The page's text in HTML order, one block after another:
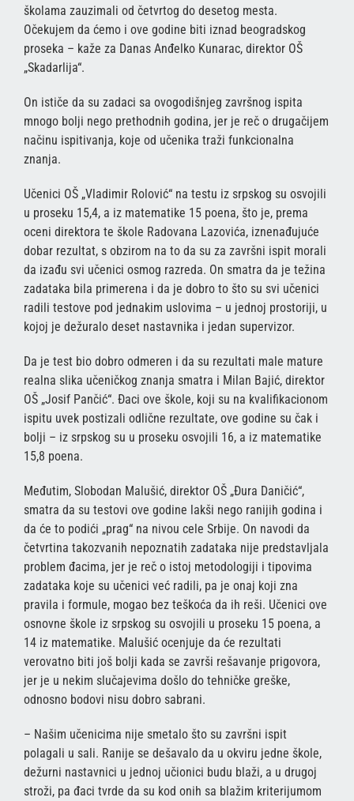
školama zauzimali od četvrtog do desetog mesta.
Očekujem da ćemo i ove godine biti iznad beogradskog
proseka – kaže za Danas Anđelko Kunarac, direktor OŠ
„Skadarlija“.
On ističe da su zadaci sa ovogodišnjeg završnog ispita
mnogo bolji nego prethodnih godina, jer je reč o drugačijem
načinu ispitivanja, koje od učenika traži funkcionalna
znanja.
Učenici OŠ „Vladimir Rolović“ na testu iz srpskog su osvojili
u proseku 15,4, a iz matematike 15 poena, što je, prema
oceni direktora te škole Radovana Lazovića, iznenađujuće
dobar rezultat, s obzirom na to da su za završni ispit morali
da izađu svi učenici osmog razreda. On smatra da je težina
zadataka bila primerena i da je dobro to što su svi učenici
radili testove pod jednakim uslovima – u jednoj prostoriji, u
kojoj je dežuralo deset nastavnika i jedan supervizor.
Da je test bio dobro odmeren i da su rezultati male mature
realna slika učeničkog znanja smatra i Milan Bajić, direktor
OŠ „Josif Pančić“. Đaci ove škole, koji su na kvalifikacionom
ispitu uvek postizali odlične rezultate, ove godine su čak i
bolji – iz srpskog su u proseku osvojili 16, a iz matematike
15,8 poena.
Međutim, Slobodan Malušić, direktor OŠ „Đura Daničić“,
smatra da su testovi ove godine lakši nego ranijih godina i
da će to podići „prag“ na nivou cele Srbije. On navodi da
četvrtina takozvanih nepoznatih zadataka nije predstavljala
problem đacima, jer je reč o istoj metodologiji i tipovima
zadataka koje su učenici već radili, pa je onaj koji zna
pravila i formule, mogao bez teškoća da ih reši. Učenici ove
osnovne škole iz srpskog su osvojili u proseku 15 poena, a
14 iz matematike. Malušić ocenjuje da će rezultati
verovatno biti još bolji kada se završi rešavanje prigovora,
jer je u nekim slučajevima došlo do tehničke greške,
odnosno bodovi nisu dobro sabrani.
– Našim učenicima nije smetalo što su završni ispit
polagali u sali. Ranije se dešavalo da u okviru jedne škole,
dežurni nastavnici u jednoj učionici budu blaži, a u drugoj
stroži, pa đaci tvrde da su kod onih sa blažim kriterijumom